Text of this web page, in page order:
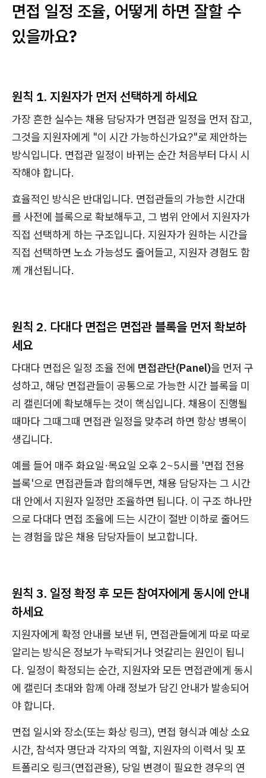
면접 일정 조율, 어떻게 하면 잘할 수
있을까요?
원칙 1. 지원자가 먼저 선택하게 하세요
가장 흔한 실수는 채용 담당자가 면접관 일정을 먼저 잡고,
그것을 지원자에게 "이 시간 가능하신가요?"로 제안하는
방식입니다. 면접관 일정이 바뀌는 순간 처음부터 다시 시
작해야 합니다.
효율적인 방식은 반대입니다. 면접관들의 가능한 시간대
를 사전에 블록으로 확보해두고, 그 범위 안에서 지원자가
직접 선택하게 하는 구조입니다. 지원자가 원하는 시간을
직접 선택하면 노쇼 가능성도 줄어들고, 지원자 경험도 함
께 개선됩니다.
원칙 2. 다대다 면접은 면접관 블록을 먼저 확보하
세요
다대다 면접은 일정 조율 전에 면접관단(Panel)을 먼저 구
성하고, 해당 면접관들이 공통으로 가능한 시간 블록을 미
리 캘린더에 확보해두는 것이 핵심입니다. 채용이 진행될
때마다 그때그때 면접관 일정을 맞추려 하면 항상 병목이
생깁니다.
예를 들어 매주 화요일·목요일 오후 2~5시를 '면접 전용
블록'으로 면접관들과 합의해두면, 채용 담당자는 그 시간
대 안에서 지원자 일정만 조율하면 됩니다. 이 구조 하나만
으로 다대다 면접 조율에 드는 시간이 절반 이하로 줄어드
는 경험을 많은 채용 담당자들이 보고합니다.
원칙 3. 일정 확정 후 모든 참여자에게 동시에 안내
하세요
지원자에게 확정 안내를 보낸 뒤, 면접관들에게 따로 따로
알리는 방식은 정보가 누락되거나 엇갈리는 원인이 됩니
다. 일정이 확정되는 순간, 지원자와 모든 면접관에게 동시
에 캘린더 초대와 함께 아래 정보가 담긴 안내가 발송되어
야 합니다.
면접 일시와 장소(또는 화상 링크), 면접 형식과 예상 소요
시간, 참석자 명단과 각자의 역할, 지원자의 이력서 및 포
트폴리오 링크(면접관용), 당일 변경이 필요한 경우의 연